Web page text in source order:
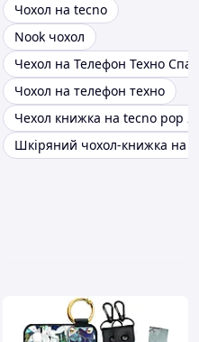
Чохол на tecno
Nook чохол
Чехол на Телефон Техно
Чохол на телефон техно
Чехол книжка на tecno pop 2f
Шкіряний чохол-книжка на